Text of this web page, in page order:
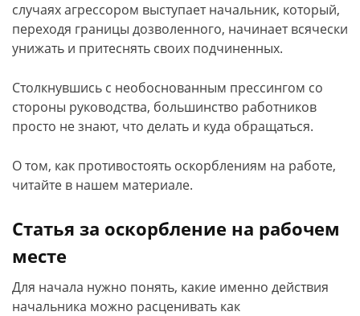
случаях агрессором выступает начальник, который,
переходя границы дозволенного, начинает всячески
унижать и притеснять своих подчиненных.
Столкнувшись с необоснованным прессингом со
стороны руководства, большинство работников
просто не знают, что делать и куда обращаться.
О том, как противостоять оскорблениям на работе,
читайте в нашем материале.
Статья за оскорбление на рабочем
месте
Для начала нужно понять, какие именно действия
начальника можно расценивать как